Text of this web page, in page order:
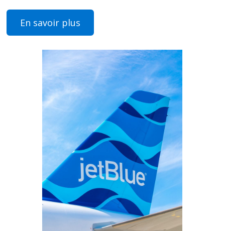
En savoir plus